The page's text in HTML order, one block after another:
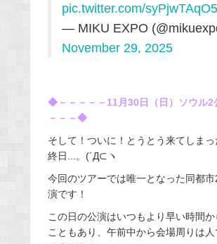
pic.twitter.com/syPjwTAqO5
— MIKU EXPO
November 29, 2025
◆－－－－－11月30日（日）ソウル2
－－－◆
そして！ついに！とうとう来てしま
終日...。(´Д⊂ヽ
今回のツアーでは唯一となった同都
演です！
この日の公演はいつもより早い時間か
こともあり、午前中から会場周りは